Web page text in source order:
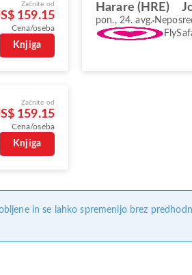
Začnite od
159.15
Cena/oseba
Knjiga
Harare (HRE)
pon., 24. avg.
Začnite od
159.15
Cena/oseba
Knjiga
in se lahko spremenijo brez